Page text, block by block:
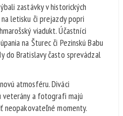
zastávky v historických
letisku či prejazdy popri
viadukt. Účastníci
na Šturec či Pezinskú Babu
do Bratislavy často sprevádzal
atmosféru. Diváci
a fotografi majú
momenty.